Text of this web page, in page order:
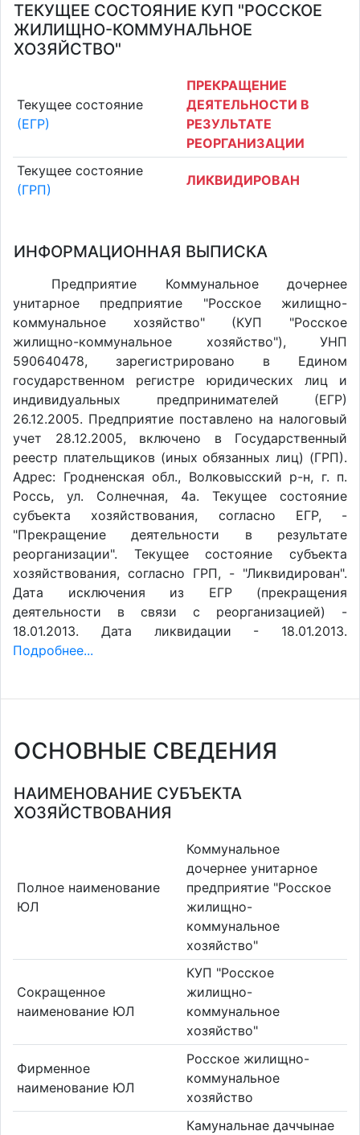
ТЕКУЩЕЕ СОСТОЯНИЕ КУП "РОССКОЕ
ЖИЛИЩНО-КОММУНАЛЬНОЕ
ХОЗЯЙСТВО"
Текущее состояние
(ЕГР)
ПРЕКРАЩЕНИЕ
ДЕЯТЕЛЬНОСТИ В
РЕЗУЛЬТАТЕ
РЕОРГАНИЗАЦИИ
Текущее состояние
(ГРП)
ЛИКВИДИРОВАН
ИНФОРМАЦИОННАЯ ВЫПИСКА
Предприятие Коммунальное дочернее
унитарное предприятие "Росское жилищно-
коммунальное хозяйство" (КУП "Росское
жилищно-коммунальное хозяйство"), УНП
590640478, зарегистрировано в Едином
государственном регистре юридических лиц и
индивидуальных предпринимателей (ЕГР)
26.12.2005. Предприятие поставлено на налоговый
учет 28.12.2005, включено в Государственный
реестр плательщиков (иных обязанных лиц) (ГРП).
Адрес: Гродненская обл., Волковысский р-н, г. п.
Россь, ул. Солнечная, 4а. Текущее состояние
субъекта хозяйствования, согласно ЕГР, -
"Прекращение деятельности в результате
реорганизации". Текущее состояние субъекта
хозяйствования, согласно ГРП, - "Ликвидирован".
Дата исключения из ЕГР (прекращения
деятельности в связи с реорганизацией) -
18.01.2013. Дата ликвидации - 18.01.2013.
Подробнее...
ОСНОВНЫЕ СВЕДЕНИЯ
НАИМЕНОВАНИЕ СУБЪЕКТА
ХОЗЯЙСТВОВАНИЯ
Полное наименование
ЮЛ
Коммунальное
дочернее унитарное
предприятие "Росское
жилищно-
коммунальное
хозяйство"
Сокращенное
наименование ЮЛ
КУП "Росское
жилищно-
коммунальное
хозяйство"
Фирменное
наименование ЮЛ
Росское жилищно-
коммунальное
хозяйство
Камунальнае даччынае